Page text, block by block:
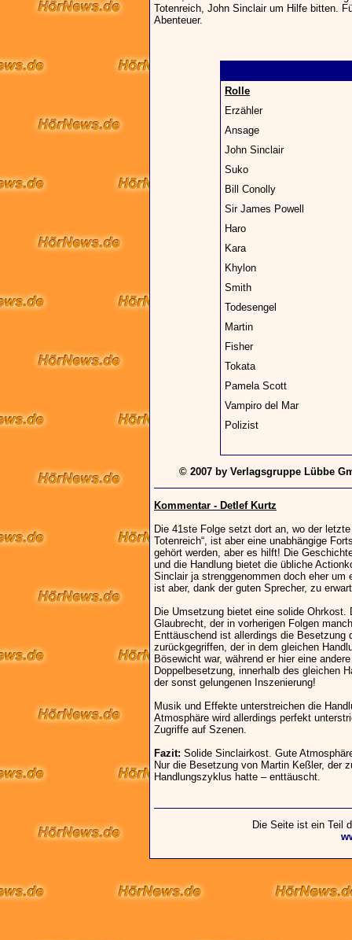
Totenreich, John Sinclair um Hilfe bitten.
Abenteuer.
Rolle
Erzähler
Ansage
John Sinclair
Suko
Bill Conolly
Sir James Powell
Haro
Kara
Khylon
Smith
Todesengel
Martin
Fisher
Tokata
Pamela Scott
Vampiro del Mar
Polizist
© 2007 by Verlagsgruppe Lübbe
Kommentar - Detlef Kurtz
Die 41ste Folge setzt dort an, wo der
Totenreich“, ist aber eine unabhängige
gehört werden, aber es hilft! Die
und die Handlung bietet die übliche
Sinclair ja strenggenommen doch eher um
ist aber, dank der guten Sprecher, zu
Die Umsetzung bietet eine solide Ohrkost.
Glaubrecht, der in vorherigen Folgen
Enttäuschend ist allerdings die
zurückgegriffen, der in dem gleichen
Bösewicht war, während er hier eine
Doppelbesetzung, innerhalb des gleichen
der sonst gelungenen Inszenierung!
Musik und Effekte unterstreichen die
Atmosphäre wird allerdings perfekt
Zugriffe auf Szenen.
Fazit: Solide Sinclairkost. Gute
Nur die Besetzung von Martin Keßler, der
Handlungszyklus hatte – enttäuscht.
Die Seite ist ein Teil